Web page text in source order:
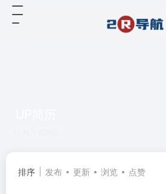
排序 发布 更新 浏览 点赞